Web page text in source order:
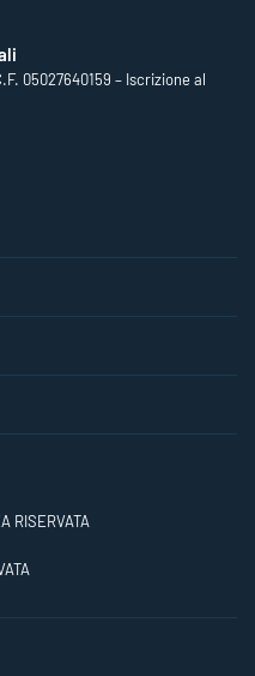
05027640159 – Iscrizione al
RISERVATA